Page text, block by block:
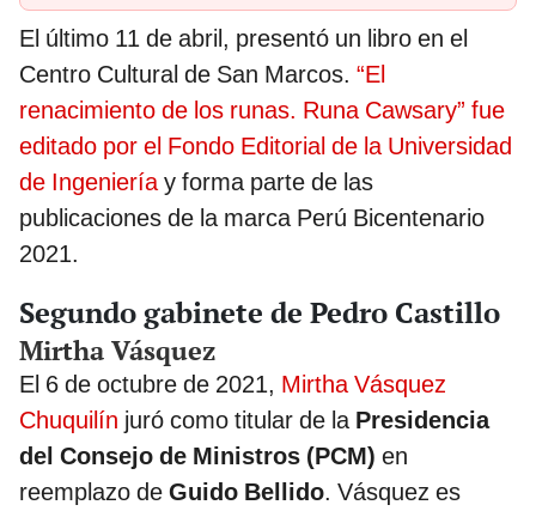
El último 11 de abril, presentó un libro en el
Centro Cultural de San Marcos. “El
renacimiento de los runas. Runa Cawsary” fue
editado por el Fondo Editorial de la Universidad
de Ingeniería y forma parte de las
publicaciones de la marca Perú Bicentenario
2021.
Segundo gabinete de Pedro Castillo
Mirtha Vásquez
El 6 de octubre de 2021, Mirtha Vásquez
Chuquilín juró como titular de la Presidencia
del Consejo de Ministros (PCM) en
reemplazo de Guido Bellido. Vásquez es